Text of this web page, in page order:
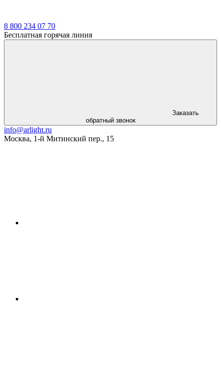
8 800 234 07 70
Бесплатная горячая линия
Заказать
обратный звонок
info@arlight.ru
Москва, 1-й Митинский пер., 15